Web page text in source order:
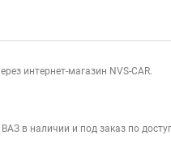
интернет-магазин NVS-CAR.
в наличии и под заказ по